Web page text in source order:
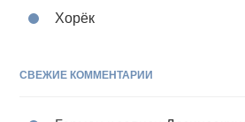
Хорёк
СВЕЖИЕ КОММЕНТАРИИ